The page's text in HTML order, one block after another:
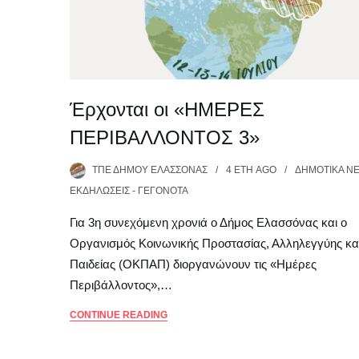
Έρχονται οι «ΗΜΕΡΕΣ
ΠΕΡΙΒΑΛΛΟΝΤΟΣ 3»
ΤΠΕ ΔΉΜΟΥ ΕΛΑΣΣΌΝΑΣ 4 ΈΤΗ AGO ΔΗΜΟΤΙΚΆ
ΕΚΔΗΛΏΣΕΙΣ - ΓΕΓΟΝΌΤΑ
Για 3η συνεχόμενη χρονιά ο Δήμος Ελασσόνας και ο
Οργανισμός Κοινωνικής Προστασίας, Αλληλεγγύης
Παιδείας (ΟΚΠΑΠ) διοργανώνουν τις «Ημέρες
Περιβάλλοντος»,…
CONTINUE READING